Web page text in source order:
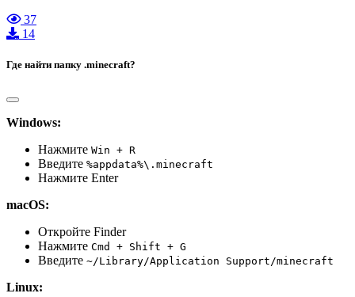
37
14
Где найти папку .minecraft?
Windows:
Нажмите Win + R
Введите %appdata%\.minecraft
Нажмите Enter
macOS:
Откройте Finder
Нажмите Cmd + Shift + G
Введите ~/Library/Application Support/minecraft
Linux: